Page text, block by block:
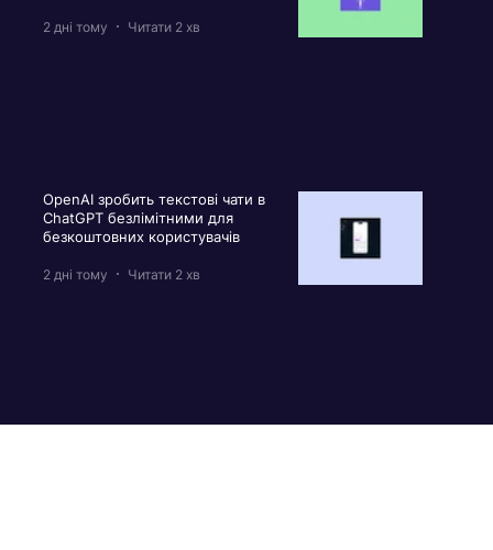
2 дні тому Читати 2 хв
OpenAI зробить текстові чати в
ChatGPT безлімітними для
безкоштовних користувачів
2 дні тому Читати 2 хв